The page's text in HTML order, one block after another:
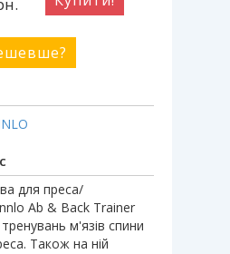
для преса/
Ab & Back Trainer
м'язів спини
Також на ній